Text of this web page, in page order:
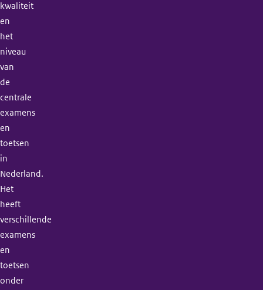
kwaliteit
en
het
niveau
van
de
centrale
examens
en
toetsen
in
Nederland.
Het
heeft
verschillende
examens
en
toetsen
onder